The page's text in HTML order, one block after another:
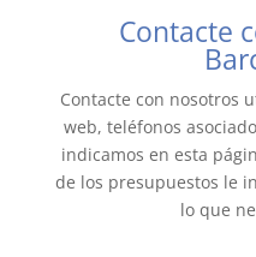
Contacte
Contacte con nosotros
web, teléfonos
indicamos en esta
de los presupuestos le
lo que